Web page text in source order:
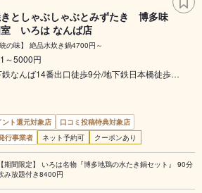
としゃぶしゃぶとみずたき 博多味
いろは なんば店
統の味】 絶品水炊き鍋4700円～
～5000円
鉄なんば14番出口徒歩9分/地下鉄日本橋徒歩…
ント還元対象店
口コミ投稿特典対象店
行事業者 ネット予約可 クーポンあり
【期間限定】 いろは名物『博多地鶏の水たき鍋セット』 90分
み放題付き8400円